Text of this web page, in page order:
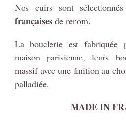
Nos cuirs sont
françaises de renom.
La bouclerie est fabriquée
maison parisienne, leurs
massif avec une finition au
palladiée.
MADE IN